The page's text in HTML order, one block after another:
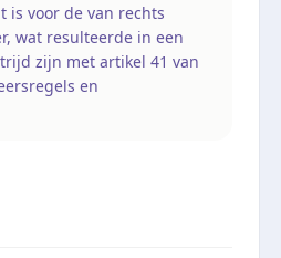
is voor de van rechts
wat resulteerde in een
zijn met artikel 41 van
en